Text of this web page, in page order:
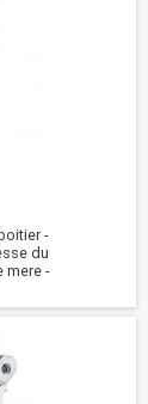
-
du
mere -